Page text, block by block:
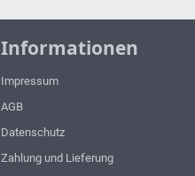
Informationen
Impressum
AGB
Datenschutz
Zahlung und Lieferung